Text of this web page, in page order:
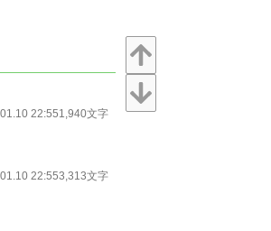
22:551,940文字
22:553,313文字